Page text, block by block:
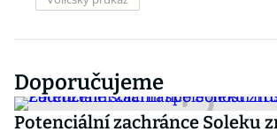
Doporučujeme
Potenciální zachránce Soleku